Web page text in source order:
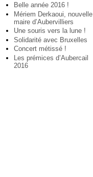
Belle année 2016 !
Mériem Derkaoui, nouvelle
maire d’Aubervilliers
Une souris vers la lune !
Solidarité avec Bruxelles
Concert métissé !
Les prémices d’Aubercail
2016